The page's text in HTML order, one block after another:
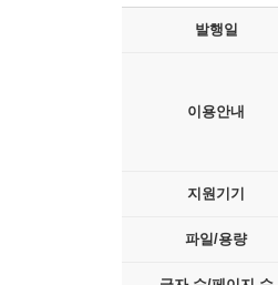
발행일
이용안내
지원기기
파일/용량